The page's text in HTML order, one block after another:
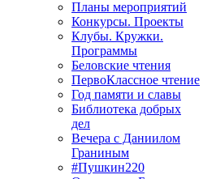
Планы мероприятий
Конкурсы. Проекты
Клубы. Кружки.
Программы
Беловские чтения
ПервоКлассное чтение
Год памяти и славы
Библиотека добрых
дел
Вечера с Даниилом
Граниным
#Пушкин220